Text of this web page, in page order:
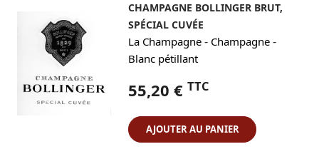
CHAMPAGNE BOLLINGER BRUT,
SPÉCIAL CUVÉE
La Champagne - Champagne -
Blanc pétillant
55,20 € TTC
AJOUTER AU PANIER